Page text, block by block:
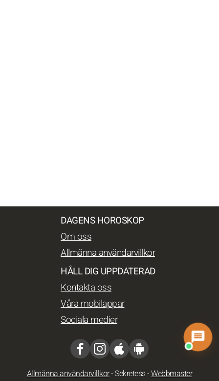
DAGENS HOROSKOP
Om oss
Allmänna användarvillkor
HÅLL DIG UPPDATERAD
Kontakta oss
Våra mobilappar
Sociala medier
Allmänna användarvillkor-Sekretess-Webbmaster